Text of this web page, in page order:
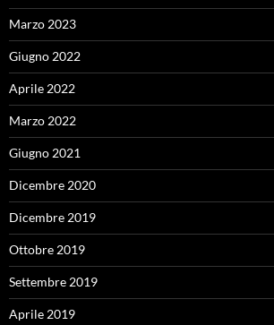
Marzo 2023
Giugno 2022
Aprile 2022
Marzo 2022
Giugno 2021
Dicembre 2020
Dicembre 2019
Ottobre 2019
Settembre 2019
Aprile 2019